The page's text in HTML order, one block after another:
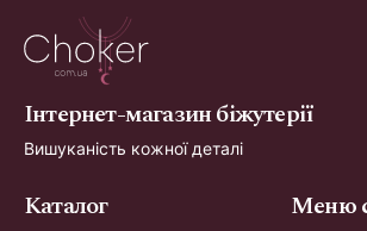
Інтернет-магазин біжутерії
Вишуканість кожної деталі
Каталог Меню